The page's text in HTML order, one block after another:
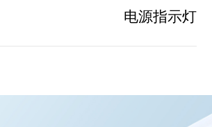
电源指示灯